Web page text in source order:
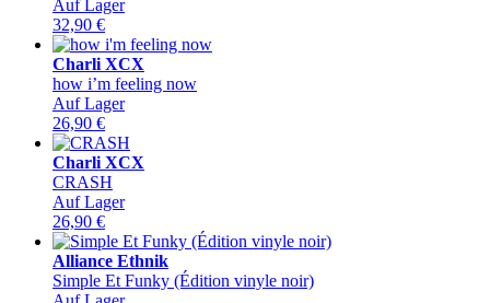
Auf Lager
32,90 €
Charli XCX
how i’m feeling now
Auf Lager
26,90 €
Charli XCX
CRASH
Auf Lager
26,90 €
Alliance Ethnik
Simple Et Funky (Édition vinyle noir)